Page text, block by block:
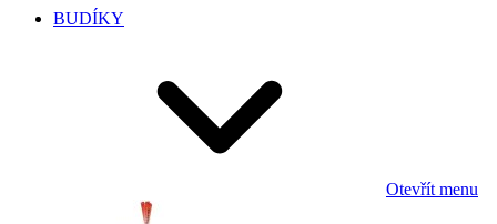
BUDÍKY
Otevřít menu